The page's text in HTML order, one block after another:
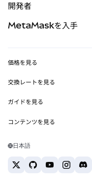
パーペチュアル
RWA
開発者
MetaMask Connect
Snaps
Web3サービス
MetaMaskを入手
セキュリティ
サポート
キャリア
お問い合わせ
価格を見る
イーサリアムの価格
Solanaの価格
Tetherの価格
交換レートを見る
ETH→USD
USDT→INR
BTC→INR
ETH→USDT
ガイドを見る
ETHの購入
USDTの購入
コンテンツを見る
Solanaウォレット
日本語